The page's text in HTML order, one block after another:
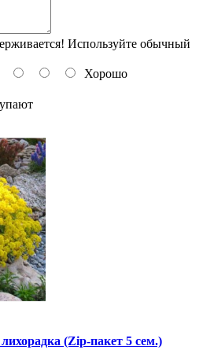
Используйте обычный
Хорошо
(Zip-пакет 5 сем.)